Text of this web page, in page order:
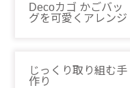
Decoカゴ かごバッ
グを可愛くアレンジ
じっくり取り組む手
作り